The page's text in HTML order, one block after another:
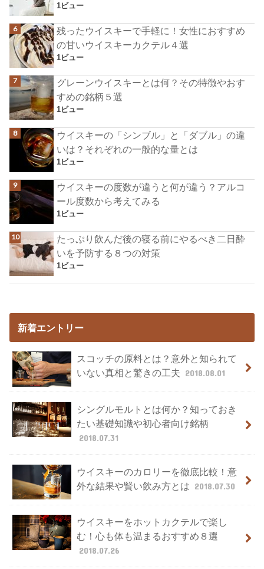
1ビュー
残ったウイスキーで手軽に！女性におすすめ
の甘いウイスキーカクテル４選
1ビュー
グレーンウイスキーとは何？その特徴やおす
すめの銘柄５選
1ビュー
ウイスキーの「シンブル」と「ダブル」の違
いは？それぞれの一般的な量とは
1ビュー
ウイスキーの度数が違うと何が違う？アルコ
ール度数から考えてみる
1ビュー
たっぷり飲んだ後の寝る前にやるべき二日酔
いを予防する８つの対策
1ビュー
新着エントリー
スコッチの原料とは？意外と知られて
いない真相と驚きの工夫 2018.08.01
シングルモルトとは何か？知っておき
たい基礎知識や初心者向け銘柄
2018.07.31
ウイスキーのカロリーを徹底比較！意
外な結果や賢い飲み方とは 2018.07.30
ウイスキーをホットカクテルで楽し
む！心も体も温まるおすすめ８選
2018.07.26